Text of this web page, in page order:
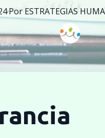
·Por ESTRATEGIAS